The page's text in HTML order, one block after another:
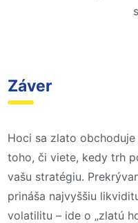
Záver
Hoci sa zlato
toho, či viete, kedy trh
vašu stratégiu.
prináša najvyššiu
volatilitu – ide o „zlatú